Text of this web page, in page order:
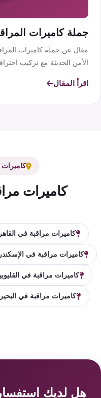
جملة كاميرات
مقال عن جملة كاميرات
الأمن الحديثة مع تركيب
اقرأ المقال
كاميرات
كاميرات
كاميرات مراقبة في القاهرة
كاميرات مراقبة في
كاميرات مراقبة في القليوبية
كاميرات مراقبة في البحيرة
هل لديك